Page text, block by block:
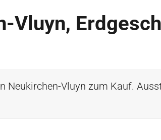
Vluyn,
Neukirchen-Vluyn zum Kauf.